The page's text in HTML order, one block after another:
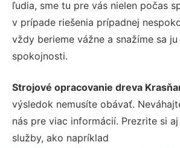
ľudia, sme tu pre vás nielen počas
v prípade riešenia prípadnej
vždy berieme vážne a snažíme sa
spokojnosti.
Strojové opracovanie dreva
výsledok nemusíte obávať.
nás pre viac informácií. Prezrite si
služby, ako napríklad